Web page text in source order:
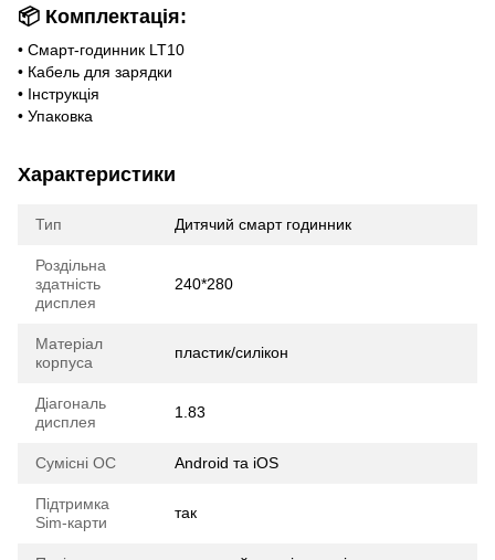
📦 Комплектація:
• Смарт-годинник LT10
• Кабель для зарядки
• Інструкція
• Упаковка
Характеристики
Тип Дитячий смарт годинник
Роздільна
здатність
дисплея
240*280
Матеріал
корпуса
пластик/силікон
Діагональ
дисплея
1.83
Сумісні ОС Android та iOS
Підтримка
Sim-карти
так